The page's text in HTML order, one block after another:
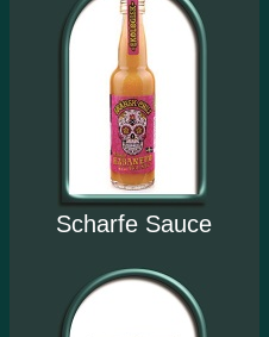
Scharfe Sauce